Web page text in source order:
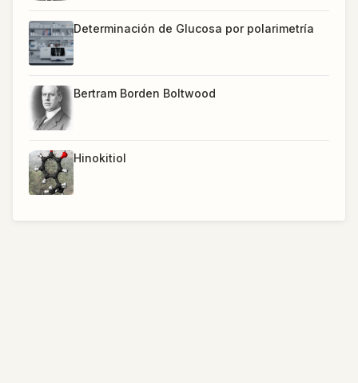
Determinación de Glucosa por polarimetría
Bertram Borden Boltwood
Hinokitiol